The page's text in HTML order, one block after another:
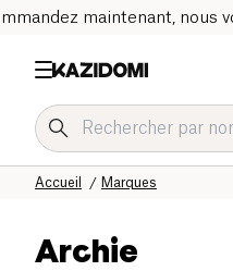
maintenant, nous
Marques
Accueil
Archie